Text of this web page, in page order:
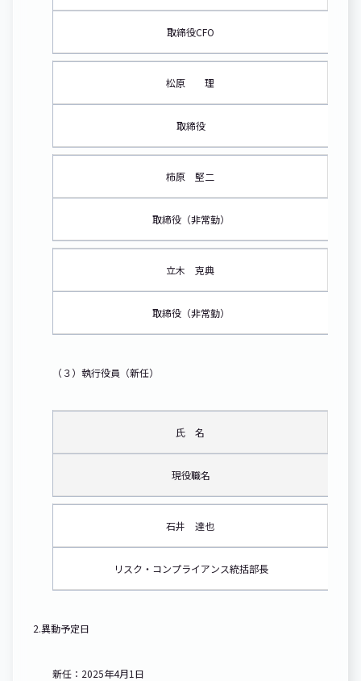
取締役CFO
松原 理
取締役
柿原 堅二
取締役（非常勤）
立木 克典
取締役（非常勤）
（３）執行役員（新任）
氏 名
現役職名
石井 達也
リスク・コンプライアンス統括部長
2.異動予定日
新任：2025年4月1日